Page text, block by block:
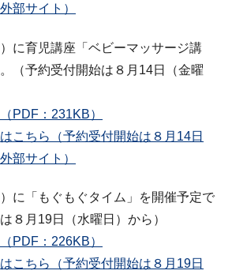
部サイト）
に育児講座「ベビーマッサージ講
（予約受付開始は８月14日（金曜
PDF：231KB）
こちら（予約受付開始は８月14日
部サイト）
に「もぐもぐタイム」を開催予定で
８月19日（水曜日）から）
PDF：226KB）
こちら（予約受付開始は８月19日